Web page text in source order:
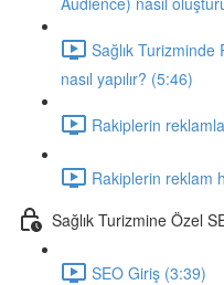
Sağlık
nasıl yapılır? (5:46)
Rakiplerin
Rakiplerin reklam
Sağlık Turizmine Özel
SEO Giriş (3:39)